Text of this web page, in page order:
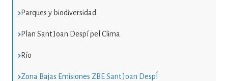
Parques y biodiversidad
Plan Sant Joan Despí pel Clima
Río
Zona Bajas Emisiones ZBE Sant Joan DespÍ